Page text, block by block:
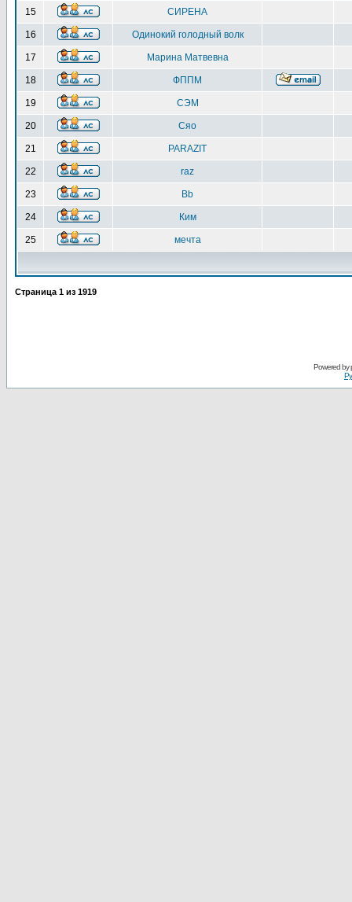
15 СИРЕНА
16 Одинокий голодный волк
17 Марина Матвевна
18 ФППМ
19 СЭМ
20 Сяо
21 PARAZIT
22 raz
23 Bb
24 Ким
25 мечта
Страница 1 из 1919
Powered by